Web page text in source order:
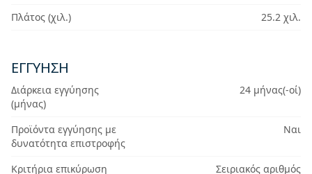
Πλάτος (χιλ.)
25.2 χιλ.
ΕΓΓΎΗΣΗ
Διάρκεια εγγύησης
(μήνας)
24 μήνας(-οί)
Προϊόντα εγγύησης με
δυνατότητα επιστροφής
Ναι
Κριτήρια επικύρωση
Σειριακός αριθμός